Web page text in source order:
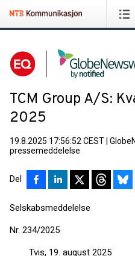
TCM Group A/S:
2025
19.8.2025 17:56:52 CEST
pressemeddelelse
Del
Selskabsmeddelelse
Nr. 234/2025
Tvis, 19. august 2025